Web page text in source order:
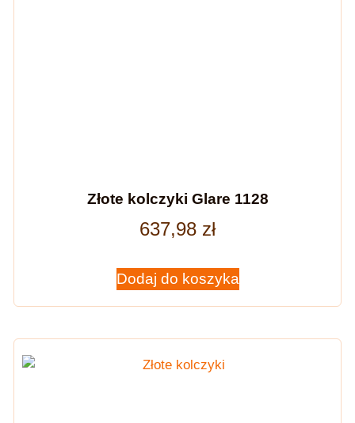
Złote kolczyki Glare 1128
637,98 zł
Dodaj do koszyka